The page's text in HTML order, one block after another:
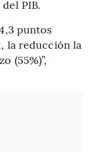
PIB.
puntos
la reducción la
(55%)”,